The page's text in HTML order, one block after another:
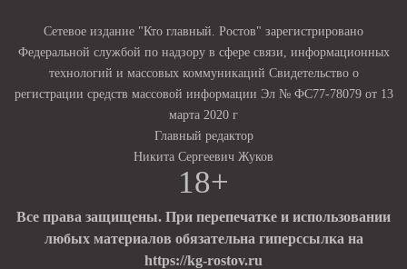
Сетевое издание "Кто главный. Ростов" зарегистрировано
Федеральной службой по надзору в сфере связи, информационных
технологий и массовых коммуникаций Свидетельство о
регистрации средств массовой информации Эл № ФС77-78079 от 13
марта 2020 г
Главный редактор
Никита Сергеевич Жуков
18+
Все права защищены. При перепечатке и использовании
любых материалов обязательна гиперссылка на
https://kg-rostov.ru